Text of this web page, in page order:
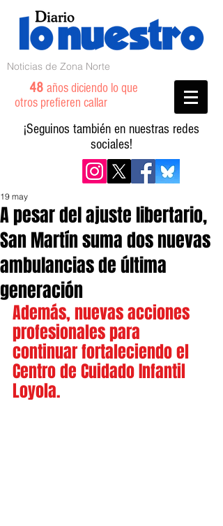
Noticias de Zona Norte
48 años diciendo lo que
otros prefieren callar
¡Seguinos también en nuestras redes
sociales!
A pesar del ajuste libertario,
San Martín suma dos nuevas
ambulancias de última
generación
19 may
Además, nuevas acciones
profesionales para
continuar fortaleciendo el
Centro de Cuidado Infantil
Loyola.